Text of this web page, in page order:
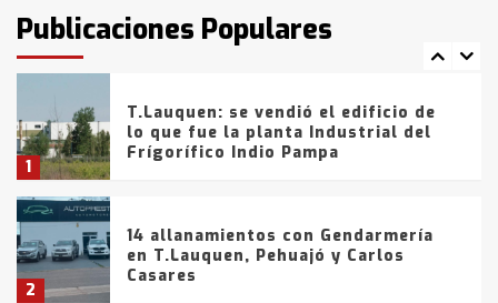
Publicaciones Populares
fueron detenidos por
comercialización de drogas en la
tarde del sábado
1
T.Lauquen: se vendió el edificio de
lo que fue la planta Industrial del
Frígorífico Indio Pampa
2
14 allanamientos con Gendarmería
en T.Lauquen, Pehuajó y Carlos
Casares